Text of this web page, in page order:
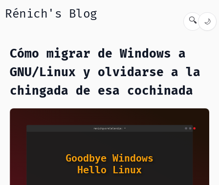
Rénich's Blog 🔍 🌙
Cómo migrar de Windows a
GNU/Linux y olvidarse a la
chingada de esa cochinada